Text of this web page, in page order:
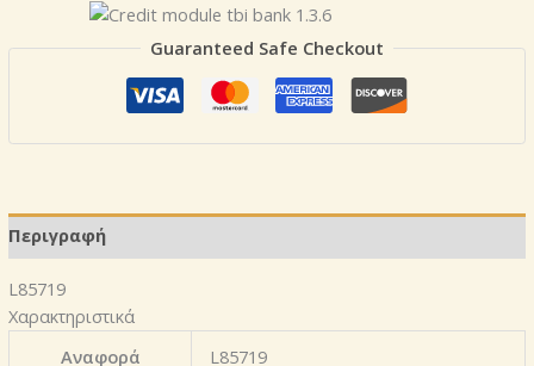
Guaranteed Safe Checkout
Περιγραφή
L85719
Χαρακτηριστικά
Αναφορά
L85719